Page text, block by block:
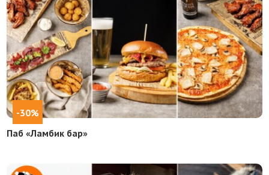
-30%
Паб «Ламбик бар»